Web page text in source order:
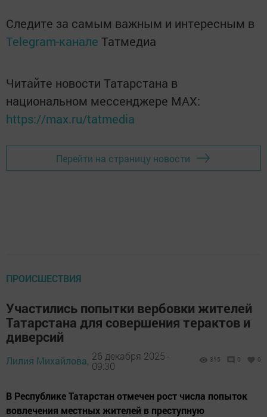
Следите за самым важным и интересным в
Telegram-канале Татмедиа
Читайте новости Татарстана в
национальном мессенджере MАХ:
https://max.ru/tatmedia
Перейти на страницу новости
ПРОИСШЕСТВИЯ
Участились попытки вербовки жителей
Татарстана для совершения терактов и
диверсий
Лилия Михайлова, 26 декабря 2025 -
09:30
315 0 0
В Республике Татарстан отмечен рост числа попыток
вовлечения местных жителей в преступную